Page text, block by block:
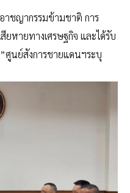
าชญากรรมข้ามชาติ การ
ยหายทางเศรษฐกิจ และได้รับ
ศูนย์สังการชายแดนฯระบุ